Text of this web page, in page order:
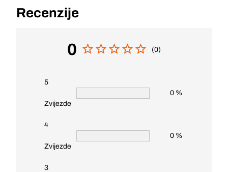
Recenzije
0 (0)
5
Zvijezde
0 %
4
Zvijezde
0 %
3